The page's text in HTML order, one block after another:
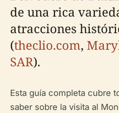
de una rica
atracciones
(theclio.com,
SAR).
Esta guía completa cubre
saber sobre la visita al